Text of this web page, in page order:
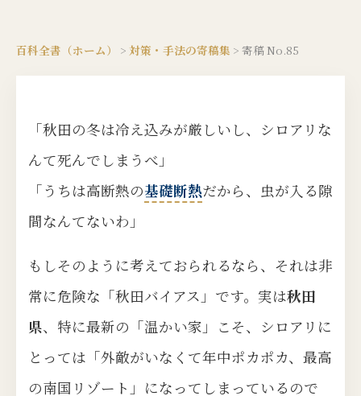
百科全書（ホーム） > 対策・手法の寄稿集 > 寄稿 No.85
「秋田の冬は冷え込みが厳しいし、シロアリな
んて死んでしまうべ」
「うちは高断熱の基礎断熱だから、虫が入る隙
間なんてないわ」
もしそのように考えておられるなら、それは非
常に危険な「秋田バイアス」です。実は秋田
県、特に最新の「温かい家」こそ、シロアリに
とっては「外敵がいなくて年中ポカポカ、最高
の南国リゾート」になってしまっているので